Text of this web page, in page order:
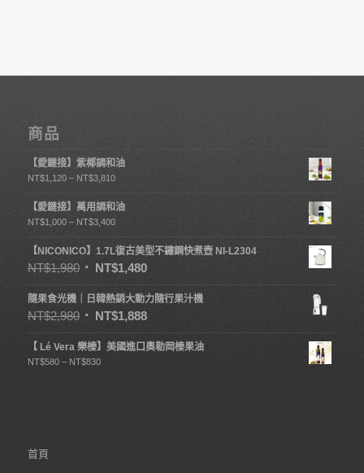
商品
【愛鏈接】紫椰調和油
NT$1,120 – NT$3,810
【愛鏈接】萬用調和油
NT$1,000 – NT$3,400
【NICONICO】1.7L復古美型不鏽鋼快煮壺 NI-L2304
NT$1,980 NT$1,480
隨果食光機｜日韓熱銷大動力隨行果汁機
NT$2,980 NT$1,888
【 Lé Vera 樂榛】美國進口奧勒岡榛果油
NT$580 – NT$830
首頁